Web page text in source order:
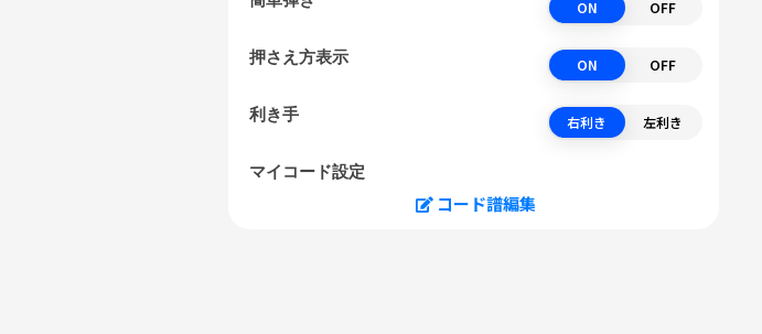
ON OFF
押さえ方表示 ON OFF
利き手 右利き 左利き
マイコード設定
コード譜編集